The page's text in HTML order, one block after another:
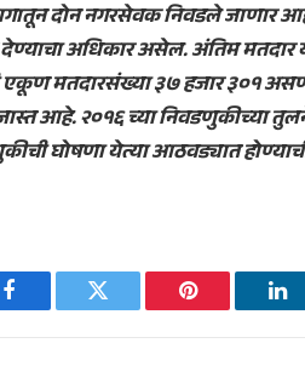
दोन नगरसेवक निवडले जाणार
देण्याचा अधिकार असेल. अंतिम मतदार
एकूण मतदारसंख्या ३७ हजार ३०१
आहे. २०१६ च्या निवडणुकीच्या
घोषणा येत्या आठवड्यात
Facebook Twitter Pinterest